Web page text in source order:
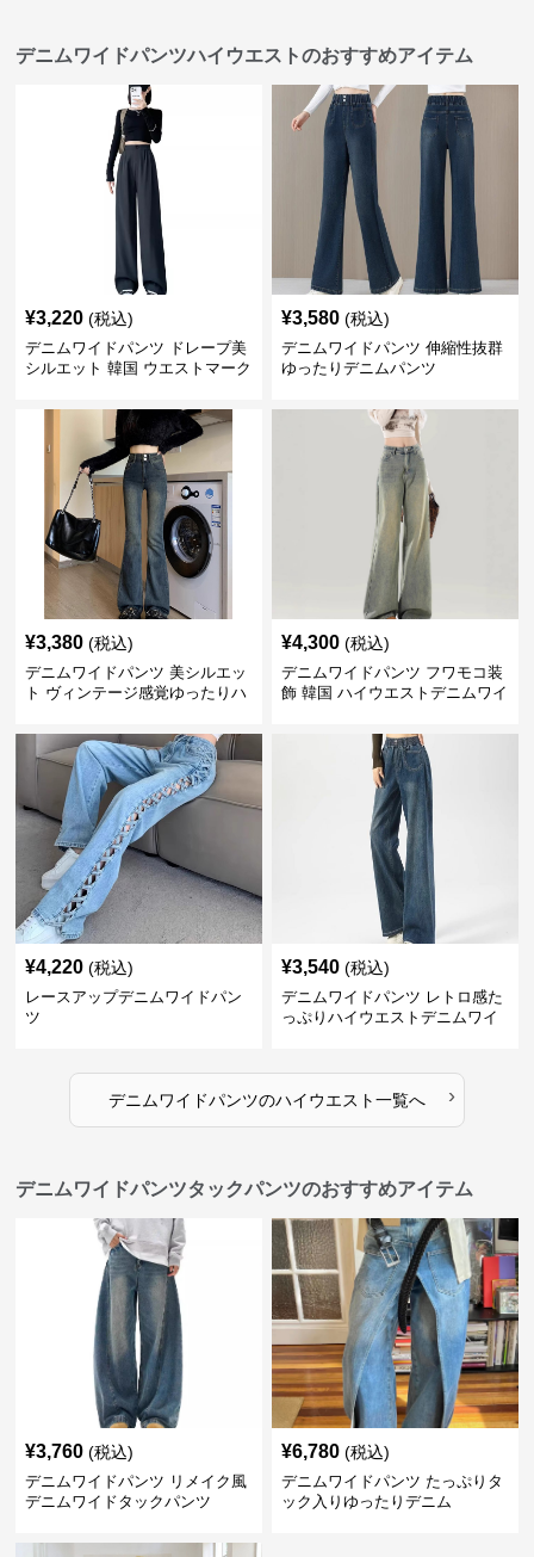
デニムワイドパンツハイウエストのおすすめアイテム
¥3,220 (税込)
デニムワイドパンツ ドレープ美
シルエット 韓国 ウエストマーク
¥3,580 (税込)
デニムワイドパンツ 伸縮性抜群
ゆったりデニムパンツ
¥3,380 (税込)
デニムワイドパンツ 美シルエッ
ト ヴィンテージ感覚ゆったりハ
¥4,300 (税込)
デニムワイドパンツ フワモコ装
飾 韓国 ハイウエストデニムワイ
¥4,220 (税込)
レースアップデニムワイドパン
ツ
¥3,540 (税込)
デニムワイドパンツ レトロ感た
っぷりハイウエストデニムワイ
デニムワイドパンツのハイウエスト一覧へ ›
デニムワイドパンツタックパンツのおすすめアイテム
¥3,760 (税込)
デニムワイドパンツ リメイク風
デニムワイドタックパンツ
¥6,780 (税込)
デニムワイドパンツ たっぷりタ
ック入りゆったりデニム